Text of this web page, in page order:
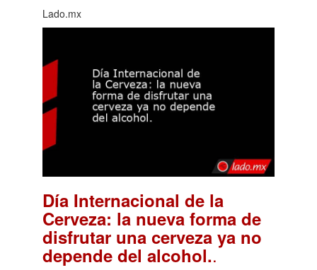
Lado.mx
Día Internacional de la
Cerveza: la nueva forma de
disfrutar una cerveza ya no
depende del alcohol..